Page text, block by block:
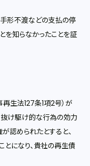
形不渡などの支払の停
を知らなかったことを証
再生法127条1項2号）が
抜け駆け的な行為の効力
認められたとすると、
になり、貴社の再生債